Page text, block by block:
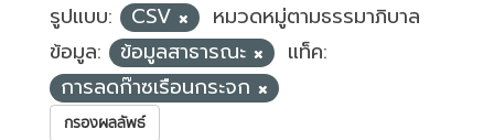
รูปแบบ: CSV
หมวดหมู่ตามธรรมาภิบาล
ข้อมูล:
ข้อมูลสาธารณะ
แท็ค:
การลดก๊าซเรือนกระจก
กรองผลลัพธ์